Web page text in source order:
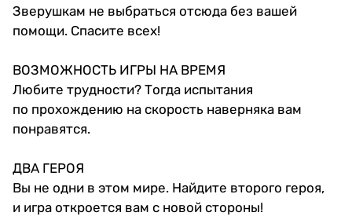
Зверушкам не выбраться отсюда без вашей
помощи. Спасите всех!
ВОЗМОЖНОСТЬ ИГРЫ НА ВРЕМЯ
Любите трудности? Тогда испытания
по прохождению на скорость наверняка вам
понравятся.
ДВА ГЕРОЯ
Вы не одни в этом мире. Найдите второго героя,
и игра откроется вам с новой стороны!